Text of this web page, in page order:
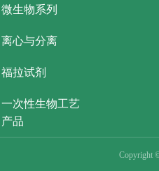
微生物系列
离心与分离
福拉试剂
一次性生物工艺
产品
Copyright